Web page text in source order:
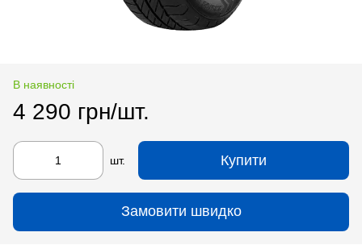
В наявності
4 290 грн/шт.
шт. Купити
Замовити швидко